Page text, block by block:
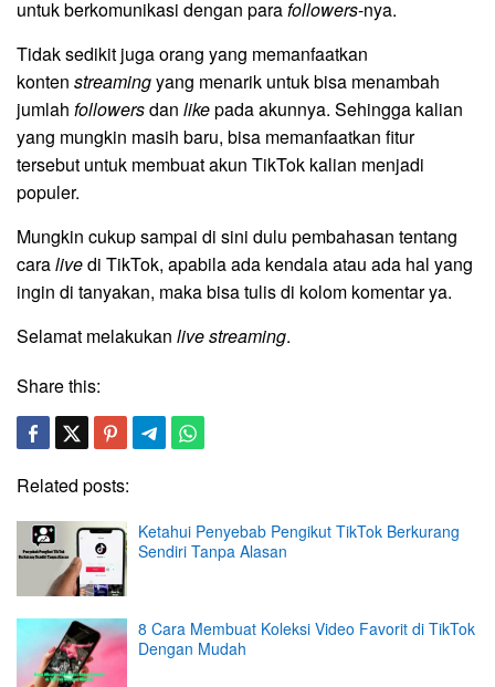
untuk berkomunikasi dengan parafollowers-nya.
Tidak sedikit juga orang yang memanfaatkan
konten streamingyang menarik untuk bisa menambah
jumlah followersdan likepada akunnya. Sehingga kalian
yang mungkin masih baru, bisa memanfaatkan fitur
tersebut untuk membuat akun TikTok kalian menjadi
populer.
Mungkin cukup sampai di sini dulu pembahasan tentang
caralivedi TikTok, apabila ada kendala atau ada hal yang
ingin di tanyakan, maka bisa tulis di kolom komentar ya.
Selamat melakukan live streaming.
Share this:
Related posts:
Ketahui Penyebab Pengikut TikTok Berkurang
Sendiri Tanpa Alasan
8 Cara Membuat Koleksi Video Favorit di TikTok
Dengan Mudah